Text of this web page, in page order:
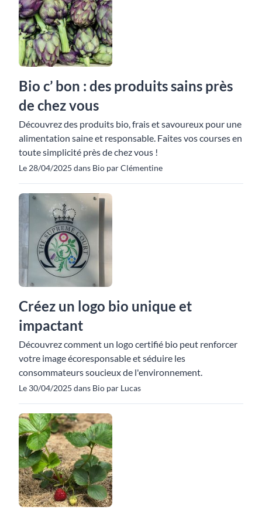
Bio c’ bon : des produits sains près
de chez vous
Découvrez des produits bio, frais et savoureux pour une
alimentation saine et responsable. Faites vos courses en
toute simplicité près de chez vous !
Le 28/04/2025 dans Bio par Clémentine
Créez un logo bio unique et
impactant
Découvrez comment un logo certifié bio peut renforcer
votre image écoresponsable et séduire les
consommateurs soucieux de l'environnement.
Le 30/04/2025 dans Bio par Lucas